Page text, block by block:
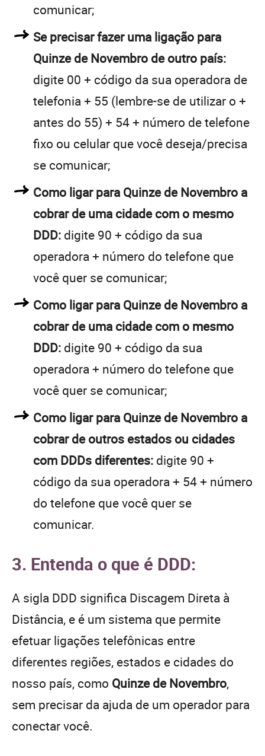
comunicar;
Se precisar fazer uma ligação para
Quinze de Novembro de outro país:
digite 00 + código da sua operadora de
telefonia + 55 (lembre-se de utilizar o +
antes do 55) + 54 + número de telefone
fixo ou celular que você deseja/precisa
se comunicar;
Como ligar para Quinze de Novembro a
cobrar de uma cidade com o mesmo
DDD: digite 90 + código da sua
operadora + número do telefone que
você quer se comunicar;
Como ligar para Quinze de Novembro a
cobrar de uma cidade com o mesmo
DDD: digite 90 + código da sua
operadora + número do telefone que
você quer se comunicar;
Como ligar para Quinze de Novembro a
cobrar de outros estados ou cidades
com DDDs diferentes: digite 90 +
código da sua operadora + 54 + número
do telefone que você quer se
comunicar.
3. Entenda o que é DDD:
A sigla DDD significa Discagem Direta à
Distância, e é um sistema que permite
efetuar ligações telefônicas entre
diferentes regiões, estados e cidades do
nosso país, como Quinze de Novembro,
sem precisar da ajuda de um operador para
conectar você.